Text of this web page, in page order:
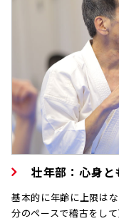
壮年部：心身
基本的に年齢に上限は
分のペースで稽古をして